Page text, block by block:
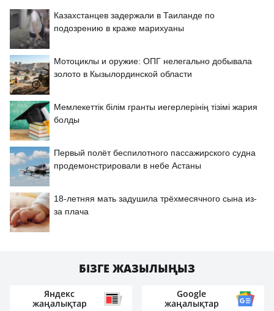
Казахстанцев задержали в Таиланде по
подозрению в краже марихуаны
Мотоциклы и оружие: ОПГ нелегально добывала
золото в Кызылординской области
Мемлекеттік білім гранты иегерлерінің тізімі жария
болды
Первый полёт беспилотного пассажирского судна
продемонстрировали в небе Астаны
18-летняя мать задушила трёхмесячного сына из-
за плача
БІЗГЕ ЖАЗЫЛЫҢЫЗ
Яндекс
жаңалықтар
Google
жаңалықтар